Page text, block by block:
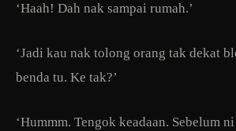
‘Haah! Dah nak sampai rumah.’
‘Jadi kau nak tolong orang tak dekat
benda tu. Ke tak?’
‘Hummm. Tengok keadaan. Sebelum